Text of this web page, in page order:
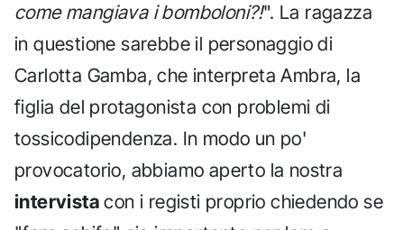
come mangiava i bomboloni?!". La ragazza
in questione sarebbe il personaggio di
Carlotta Gamba, che interpreta Ambra, la
figlia del protagonista con problemi di
tossicodipendenza. In modo un po'
provocatorio, abbiamo aperto la nostra
intervista con i registi proprio chiedendo se